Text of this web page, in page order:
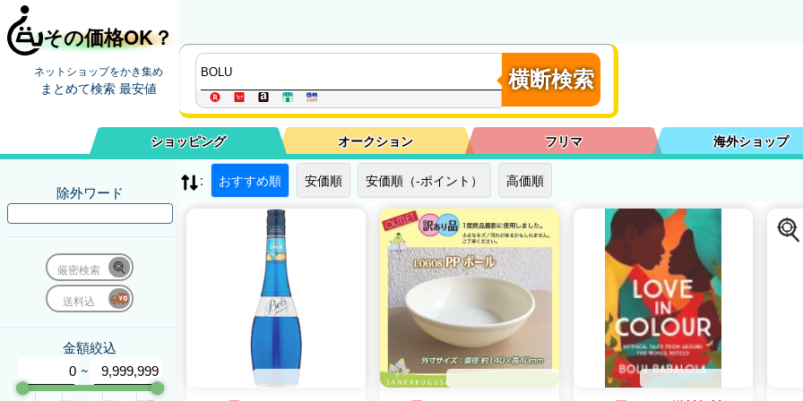
その価格OK？
ネットショップをかき集め
まとめて検索 最安値 横断検索
ショッピング オークション フリマ 海外ショップ
除外ワード
厳密検索
送料込
金額絞込
~
: おすすめ順 安価順 安価順（-ポイント） 高価順